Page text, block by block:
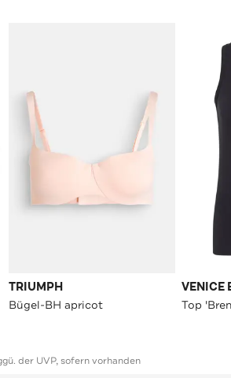
TRIUMPH
Bügel-BH apricot
VENICE
Top
der UVP, sofern vorhanden